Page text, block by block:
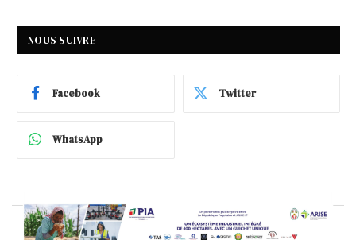
NOUS SUIVRE
Facebook Twitter
WhatsApp